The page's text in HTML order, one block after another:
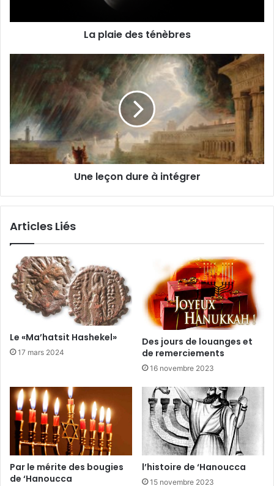
La plaie des ténèbres
Une leçon dure à intégrer
Articles Liés
Le «Ma’hatsit Hashekel»
17 mars 2024
Des jours de louanges et
de remerciements
16 novembre 2023
Par le mérite des bougies
de ‘Hanoucca
l’histoire de ‘Hanoucca
15 novembre 2023